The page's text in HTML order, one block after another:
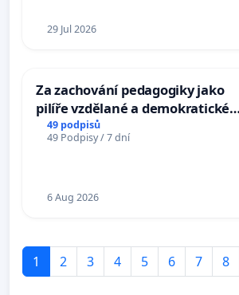
29 Jul 2026
Za zachování pedagogiky jako
pilíře vzdělané a demokratické
společnosti
49 podpisů
49 Podpisy / 7 dní
6 Aug 2026
1 2 3 4 5 6 7 8